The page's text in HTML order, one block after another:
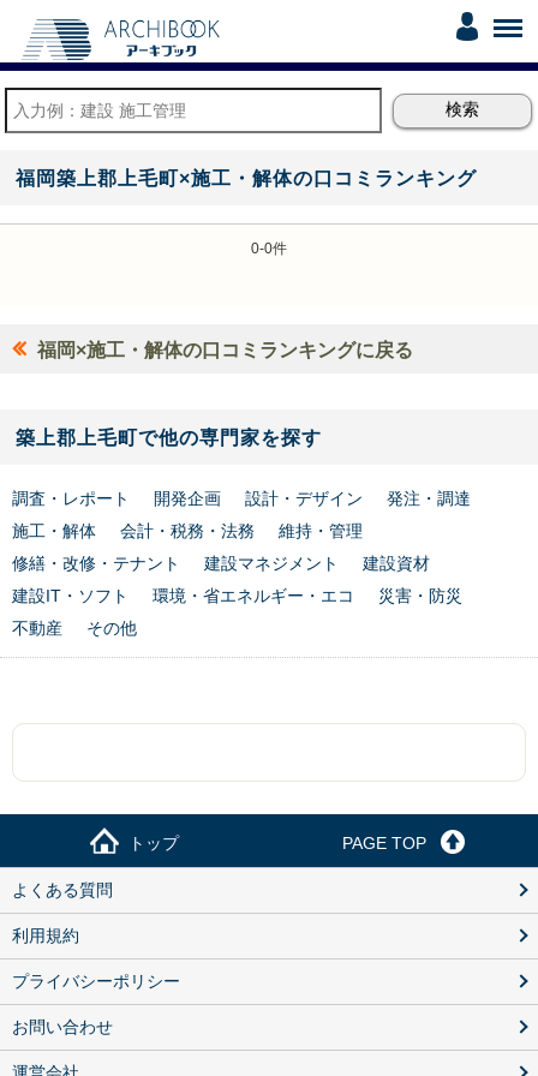
福岡築上郡上毛町×施工・解体の口コミランキング
0-0件
福岡×施工・解体の口コミランキングに戻る
築上郡上毛町で他の専門家を探す
調査・レポート 開発企画 設計・デザイン
発注・調達
施工・解体
会計・税務・法務
維持・管理
修繕・改修・テナント
建設マネジメント
建設資材
建設IT・ソフト
環境・省エネルギー・エコ
災害・防災
不動産
その他
トップ PAGE TOP
よくある質問
利用規約
プライバシーポリシー
お問い合わせ
運営会社